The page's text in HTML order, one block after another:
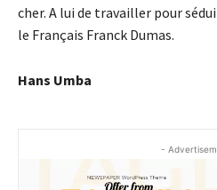
cher. A lui de travailler pour
le Français Franck Dumas.
Hans Umba
-